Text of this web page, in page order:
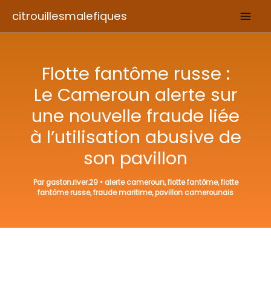
citrouillesmalefiques
Flotte fantôme russe :
Le Cameroun alerte sur
une nouvelle fraude liée
à l’utilisation abusive de
son pavillon
Pargaston.river.29 •alerte cameroun,flotte fantôme,flotte
fantôme russe,fraude maritime,pavillon camerounais